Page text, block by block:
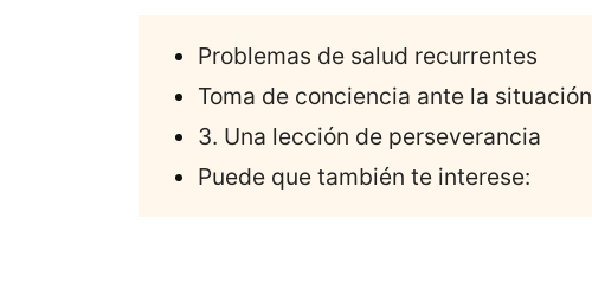
Problemas de salud recurrentes
Toma de conciencia ante la situación
3. Una lección de perseverancia
Puede que también te interese: